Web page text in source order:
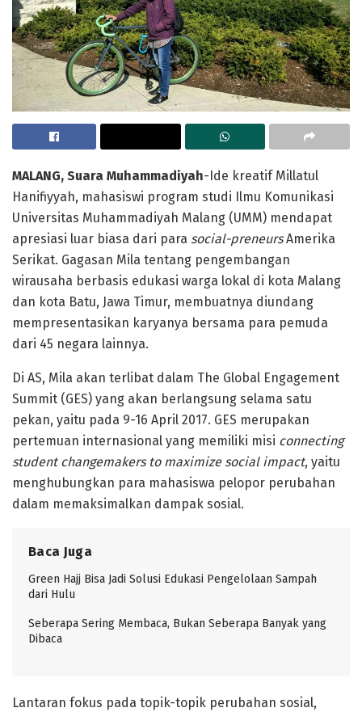
MALANG, Suara Muhammadiyah-Ide kreatif Millatul
Hanifiyyah, mahasiswi program studi Ilmu Komunikasi
Universitas Muhammadiyah Malang (UMM) mendapat
apresiasi luar biasa dari para social-preneursAmerika
Serikat. Gagasan Mila tentang pengembangan
wirausaha berbasis edukasi warga lokal di kota Malang
dan kota Batu, Jawa Timur, membuatnya diundang
mempresentasikan karyanya bersama para pemuda
dari 45 negara lainnya.
Di AS, Mila akan terlibat dalam The Global Engagement
Summit (GES) yang akan berlangsung selama satu
pekan, yaitu pada 9-16 April 2017. GES merupakan
pertemuan internasional yang memiliki misi connecting
student changemakers to maximize social impact, yaitu
menghubungkan para mahasiswa pelopor perubahan
dalam memaksimalkan dampak sosial.
Baca Juga
Green Hajj Bisa Jadi Solusi Edukasi Pengelolaan Sampah
dari Hulu
Seberapa Sering Membaca, Bukan Seberapa Banyak yang
Dibaca
Lantaran fokus pada topik-topik perubahan sosial,